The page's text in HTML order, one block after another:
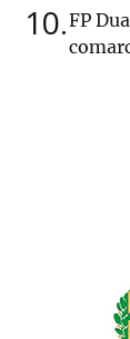
10 FP